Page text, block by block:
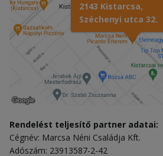
2143 Kistarcsa,
Széchenyi utca 32.
Rendelést teljesítő partner adatai:
Cégnév: Marcsa Néni Családja Kft.
Adószám: 23913587-2-42